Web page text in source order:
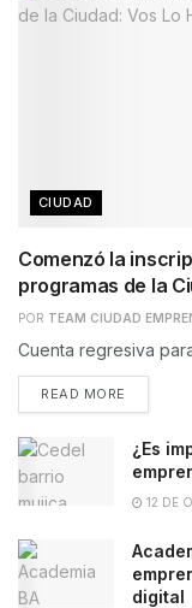
CIUDAD
Comenzó la
programas de la
POR TEAM CIUDAD
Cuenta regresiva
READ MORE
¿Es
12 DE
digital